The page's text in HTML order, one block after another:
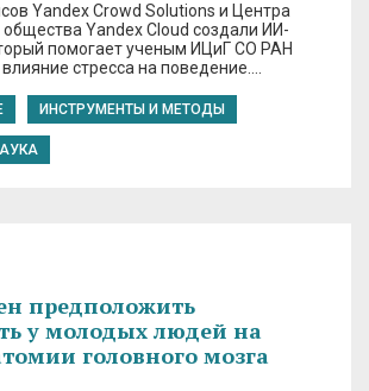
Yandex Crowd Solutions и Центра
общества Yandex Cloud создали ИИ-
помогает ученым ИЦиГ СО РАН
стресса на поведение….
ИНСТРУМЕНТЫ И МЕТОДЫ
предположить
у молодых людей на
головного мозга